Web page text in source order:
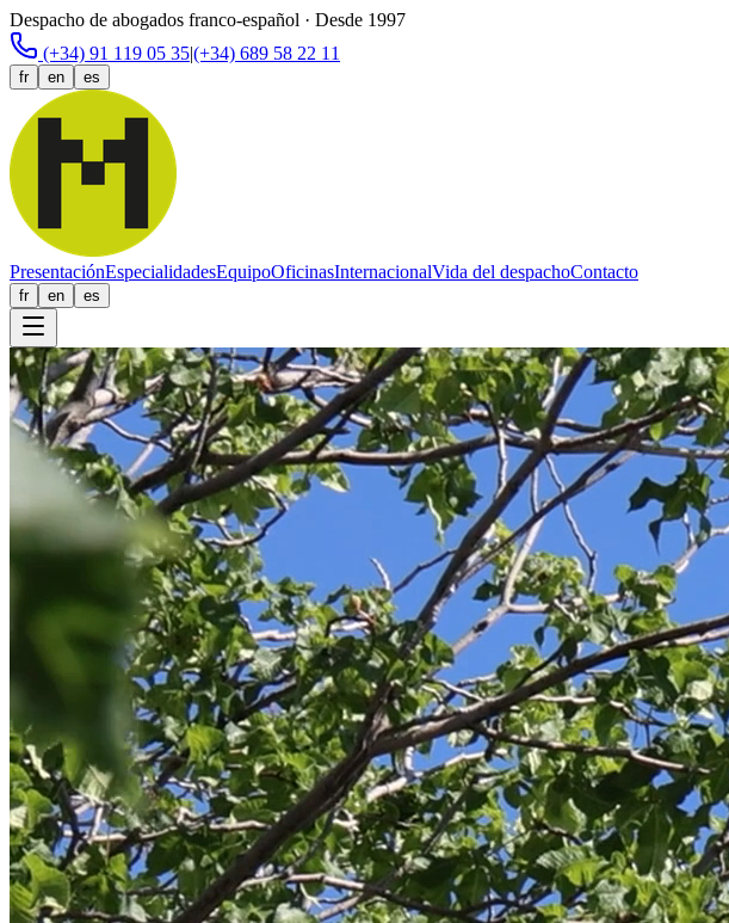
Despacho de abogados franco-español · Desde 1997
(+34) 91 119 05 35|(+34) 689 58 22 11
fr en es
PresentaciónEspecialidadesEquipoOficinasInternacionalVida del despachoContacto
fr en es